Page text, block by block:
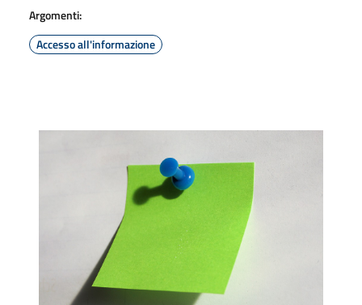
Argomenti:
Accesso all'informazione